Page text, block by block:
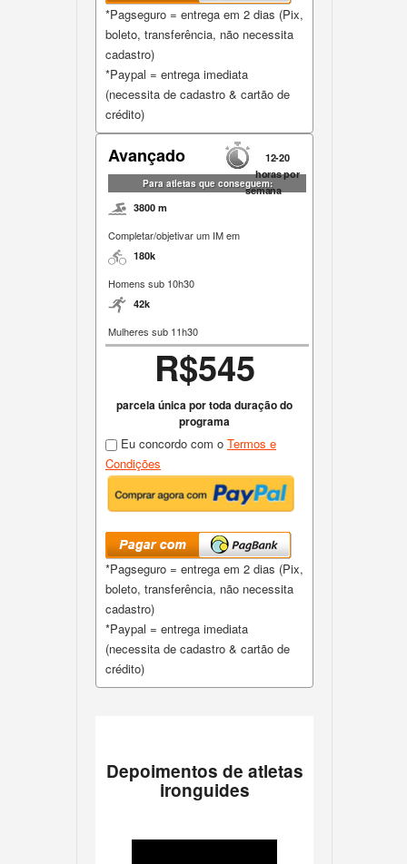
*Pagseguro = entrega em 2 dias (Pix,
boleto, transferência, não necessita
cadastro)
*Paypal = entrega imediata
(necessita de cadastro & cartão de
crédito)
12-20
horas por
semana
Avançado
Para atletas que conseguem:
3800 m
Completar/objetivar um IM em
180k
Homens sub 10h30
42k
Mulheres sub 11h30
R$545
parcela única por toda duração do
programa
Eu concordo com o Termos e
Condições
*Pagseguro = entrega em 2 dias (Pix,
boleto, transferência, não necessita
cadastro)
*Paypal = entrega imediata
(necessita de cadastro & cartão de
crédito)
Depoimentos de atletas
ironguides